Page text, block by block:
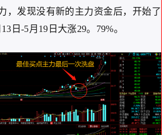
，发现没有新的主力资金后，开始了
日-5月19日大涨29。79%。